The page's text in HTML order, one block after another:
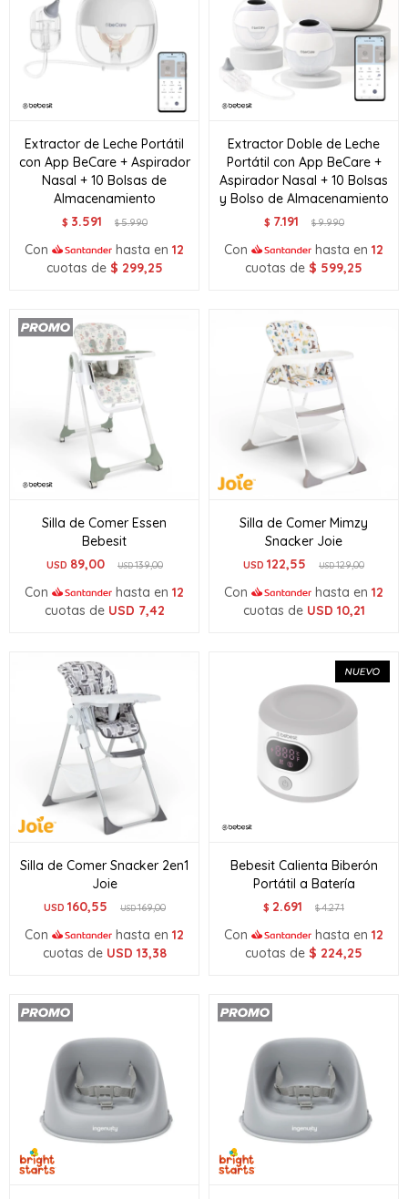
Extractor de Leche Portátil
con App BeCare + Aspirador
Nasal + 10 Bolsas de
Almacenamiento
$ 3.591 $5.990
Con hasta en 12
cuotas de $ 299,25
Extractor Doble de Leche
Portátil con App BeCare +
Aspirador Nasal + 10 Bolsas
y Bolso de Almacenamiento
$ 7.191 $9.990
Con hasta en 12
cuotas de $ 599,25
Silla de Comer Essen
Bebesit
USD 89,00 USD139,00
Con hasta en 12
cuotas de USD 7,42
Silla de Comer Mimzy
Snacker Joie
USD 122,55 USD129,00
Con hasta en 12
cuotas de USD 10,21
Silla de Comer Snacker 2en1
Joie
USD 160,55 USD169,00
Con hasta en 12
cuotas de USD 13,38
Bebesit Calienta Biberón
Portátil a Batería
$ 2.691 $4.271
Con hasta en 12
cuotas de $ 224,25